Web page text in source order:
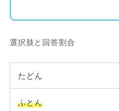
選択肢と回答割合
たどん
ふとん